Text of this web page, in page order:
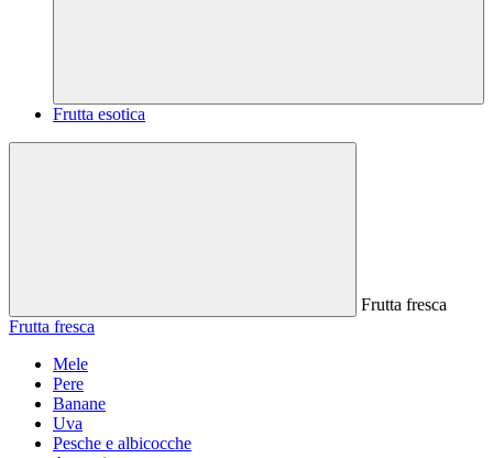
Frutta esotica
Frutta fresca
Frutta fresca
Mele
Pere
Banane
Uva
Pesche e albicocche